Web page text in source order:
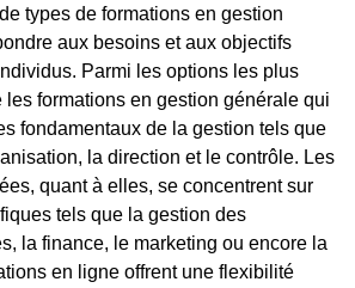
types de formations en gestion
aux besoins et aux objectifs
Parmi les options les plus
les formations en gestion générale qui
fondamentaux de la gestion tels que
la direction et le contrôle. Les
quant à elles, se concentrent sur
tels que la gestion des
la finance, le marketing ou encore la
en ligne offrent une flexibilité